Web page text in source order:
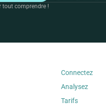
tout comprendre !
Connectez
Analysez
Tarifs